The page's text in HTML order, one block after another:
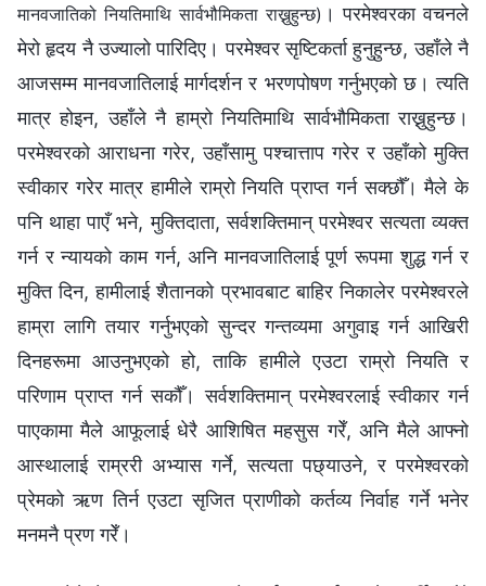
मानवजातिको नियतिमाथि सार्वभौमिकता राख्नुहुन्छ) । परमेश्‍वरका वचनले
मेरो हृदय नै उज्यालो पारिदिए। परमेश्‍वर सृष्टिकर्ता हुनुहुन्छ, उहाँले नै
आजसम्म मानवजातिलाई मार्गदर्शन र भरणपोषण गर्नुभएको छ। त्यति
मात्र होइन, उहाँले नै हाम्रो नियतिमाथि सार्वभौमिकता राख्नुहुन्छ।
परमेश्‍वरको आराधना गरेर, उहाँसामु पश्चात्ताप गरेर र उहाँको मुक्ति
स्वीकार गरेर मात्र हामीले राम्रो नियति प्राप्त गर्न सक्छौँ। मैले के
पनि थाहा पाएँ भने, मुक्तिदाता, सर्वशक्तिमान्‌ परमेश्‍वर सत्यता व्यक्त
गर्न र न्यायको काम गर्न, अनि मानवजातिलाई पूर्ण रूपमा शुद्ध गर्न र
मुक्ति दिन, हामीलाई शैतानको प्रभावबाट बाहिर निकालेर परमेश्‍वरले
हाम्रा लागि तयार गर्नुभएको सुन्दर गन्तव्यमा अगुवाइ गर्न आखिरी
दिनहरूमा आउनुभएको हो, ताकि हामीले एउटा राम्रो नियति र
परिणाम प्राप्त गर्न सकौँ। सर्वशक्तिमान्‌ परमेश्‍वरलाई स्वीकार गर्न
पाएकामा मैले आफूलाई धेरै आशिषित महसुस गरेँ, अनि मैले आफ्नो
आस्थालाई राम्ररी अभ्यास गर्ने, सत्यता पछ्याउने, र परमेश्‍वरको
प्रेमको ऋण तिर्न एउटा सृजित प्राणीको कर्तव्य निर्वाह गर्ने भनेर
मनमनै प्रण गरेँ।